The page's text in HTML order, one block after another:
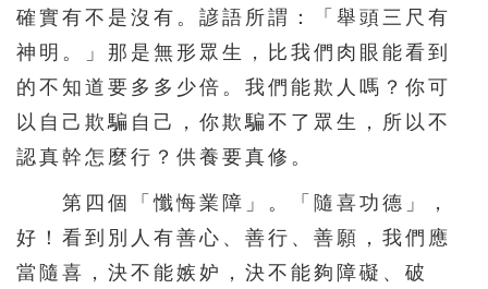
確實有不是沒有。諺語所謂：「舉頭三尺有
神明。」那是無形眾生，比我們肉眼能看到
的不知道要多多少倍。我們能欺人嗎？你可
以自己欺騙自己，你欺騙不了眾生，所以不
認真幹怎麼行？供養要真修。
第四個「懺悔業障」。「隨喜功德」，
好！看到別人有善心、善行、善願，我們應
當隨喜，決不能嫉妒，決不能夠障礙、破